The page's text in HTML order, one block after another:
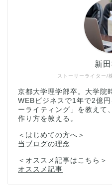
ストーリーライター/
新
京都大学理学部卒。大学院
WEBビジネスで1年で2億
ーライティング」を教えて
作り方を教える。
＜はじめての方へ＞
当ブログの理念
＜オススメ記事はこちら＞
オススメ記事